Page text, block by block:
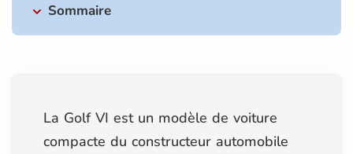
Sommaire
La Golf VI est un modèle de voiture
compacte du constructeur automobile